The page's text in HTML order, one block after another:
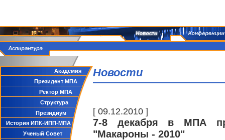
Академия
Президент МПА
Ректор МПА
Структура
Президиум
История ИПК-ИПП-МПА
Ученый Совет
Новости
[ 09.12.2010 ]
7-8 декабря в МПА
"Макароны - 2010"